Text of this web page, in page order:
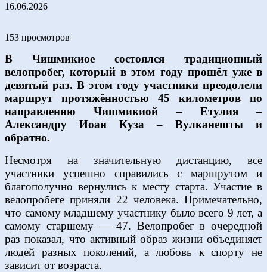
16.06.2026
153 просмотров
В Чишмикиое состоялся традиционный
велопробег, который в этом году прошёл уже в
девятый раз. В этом году участники преодолели
маршрут протяжённостью 45 километров по
направлению Чишмикиой – Етулия –
Александру Иоан Куза – Вулканешты и
обратно.
Несмотря на значительную дистанцию, все
участники успешно справились с маршрутом и
благополучно вернулись к месту старта. Участие в
велопробеге приняли 22 человека. Примечательно,
что самому младшему участнику было всего 9 лет, а
самому старшему — 47. Велопробег в очередной
раз показал, что активный образ жизни объединяет
людей разных поколений, а любовь к спорту не
зависит от возраста.